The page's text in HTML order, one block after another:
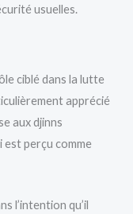
usuelles.
ciblé dans la lutte
apprécié
aux djinns
est perçu comme
l’intention qu’il